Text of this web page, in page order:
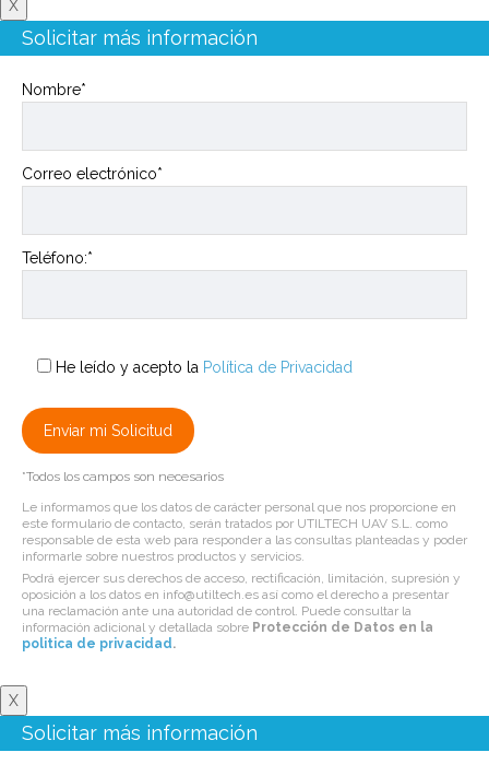
X
Solicitar más información
Nombre*
Correo electrónico*
Teléfono:*
He leído y acepto la Política de Privacidad
*Todos los campos son necesarios
Le informamos que los datos de carácter personal que nos proporcione en
este formulario de contacto, serán tratados por UTILTECH UAV S.L. como
responsable de esta web para responder a las consultas planteadas y poder
informarle sobre nuestros productos y servicios.
Podrá ejercer sus derechos de acceso, rectificación, limitación, supresión y
oposición a los datos en info@utiltech.es así como el derecho a presentar
una reclamación ante una autoridad de control. Puede consultar la
información adicional y detallada sobre Protección de Datos en la
politica de privacidad.
X
Solicitar más información